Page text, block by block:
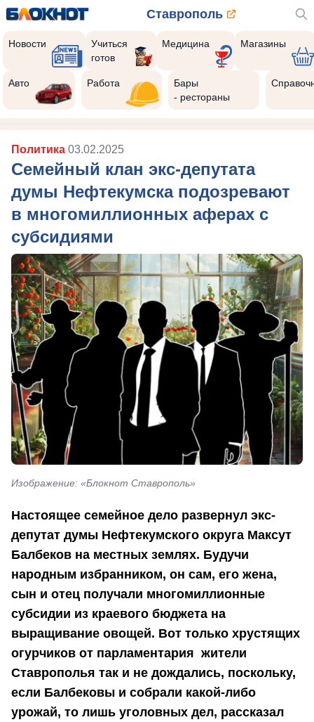
Ставрополь
Новости
Учиться
готов
Медицина Магазины
Авто Работа
Бары
- рестораны
Политика 03.02.2025
Семейный клан экс-депутата
думы Нефтекумска подозревают
в многомиллионных аферах с
субсидиями
Изображение: «Блокнот Ставрополь»
Настоящее семейное дело развернул экс-
депутат думы Нефтекумского округа Максут
Балбеков на местных землях. Будучи
народным избранником, он сам, его жена,
сын и отец получали многомиллионные
субсидии из краевого бюджета на
выращивание овощей. Вот только хрустящих
огурчиков от парламентария жители
Ставрополья так и не дождались, поскольку,
если Балбековы и собрали какой-либо
урожай, то лишь уголовных дел, рассказал